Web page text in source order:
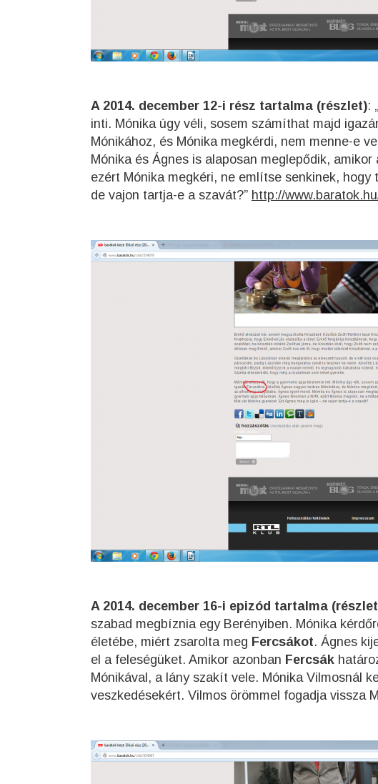
A 2014. december 12-i rész tartalma (részlet):
inti. Mónika úgy véli, sosem számíthat majd
Mónikához, és Mónika megkérdi, nem menne-e
Mónika és Ágnes is alaposan meglepődik,
ezért Mónika megkéri, ne említse senkinek,
de vajon tartja-e a szavát?” http://
A 2014. december 16-i epizód tartalma (részlet
szabad megbíznia egy Berényiben. Mónika
életébe, miért zsarolta meg Fercsákot. Ágnes
el a feleségüket. Amikor azonban Fercsák
Mónikával, a lány szakít vele. Mónika Vilmosnál
veszkedésekért. Vilmos örömmel fogadja vissza